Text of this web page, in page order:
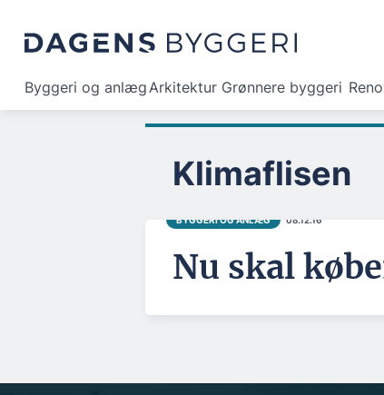
Byggeri og anlægArkitektur Grønnere byggeri
Klimaflisen
BYGGERI OG ANLÆG 08.12.16
Nu skal